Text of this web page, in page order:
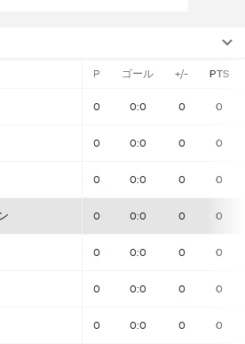
P ゴール +/- PTS
0 0:0 0 0
0 0:0 0 0
0 0:0 0 0
0 0:0 0 0
0 0:0 0 0
0 0:0 0 0
0 0:0 0 0